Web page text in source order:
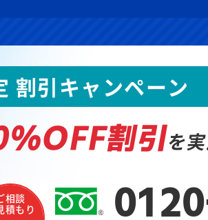
割引キャンペーン
割引を
相談
積もり